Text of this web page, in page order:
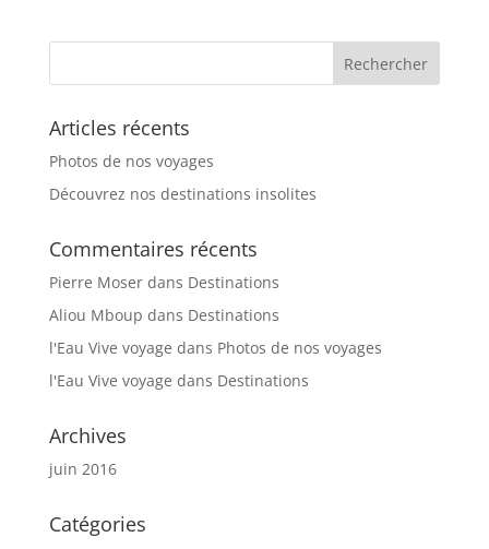
Articles récents
Photos de nos voyages
Découvrez nos destinations insolites
Commentaires récents
Pierre Moserdans Destinations
Aliou Mboup dans Destinations
l'Eau Vive voyage dans Photos de nos voyages
l'Eau Vive voyage dans Destinations
Archives
juin 2016
Catégories